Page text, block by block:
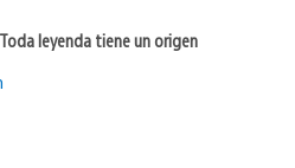
leyenda tiene un origen